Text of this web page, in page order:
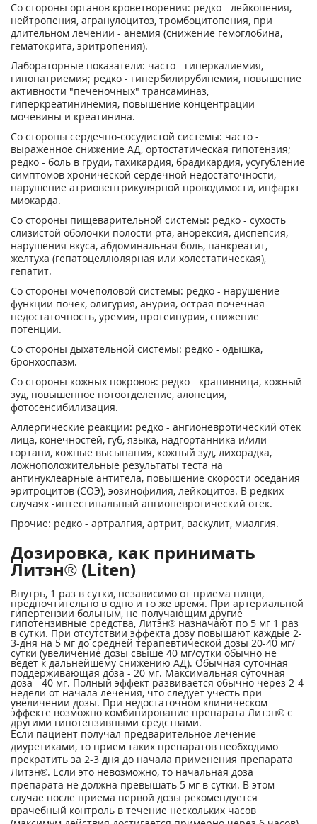
Со стороны органов кроветворения: редко - лейкопения,
нейтропения, агранулоцитоз, тромбоцитопения, при
длительном лечении - анемия (снижение гемоглобина,
гематокрита, эритропения).
Лабораторные показатели: часто - гиперкалиемия,
гипонатриемия; редко - гипербилирубинемия, повышение
активности "печеночных" трансаминаз,
гиперкреатининемия, повышение концентрации
мочевины и креатинина.
Со стороны сердечно-сосудистой системы: часто -
выраженное снижение АД, ортостатическая гипотензия;
редко - боль в груди, тахикардия, брадикардия, усугубление
симптомов хронической сердечной недостаточности,
нарушение атриовентрикулярной проводимости, инфаркт
миокарда.
Со стороны пищеварительной системы: редко - сухость
слизистой оболочки полости рта, анорексия, диспепсия,
нарушения вкуса, абдоминальная боль, панкреатит,
желтуха (гепатоцеллюлярная или холестатическая),
гепатит.
Со стороны мочеполовой системы: редко - нарушение
функции почек, олигурия, анурия, острая почечная
недостаточность, уремия, протеинурия, снижение
потенции.
Со стороны дыхательной системы: редко - одышка,
бронхоспазм.
Со стороны кожных покровов: редко - крапивница, кожный
зуд, повышенное потоотделение, алопеция,
фотосенсибилизация.
Аллергические реакции: редко - ангионевротический отек
лица, конечностей, губ, языка, надгортанника и/или
гортани, кожные высыпания, кожный зуд, лихорадка,
ложноположительные результаты теста на
антинуклеарные антитела, повышение скорости оседания
эритроцитов (СОЭ), эозинофилия, лейкоцитоз. В редких
случаях -интестинальный ангионевротический отек.
Прочие: редко - артралгия, артрит, васкулит, миалгия.
Дозировка, как принимать
Литэн® (Liten)
Внутрь, 1 раз в сутки, независимо от приема пищи,
предпочтительно в одно и то же время. При артериальной
гипертензии больным, не получающим другие
гипотензивные средства, Литэн® назначают по 5 мг 1 раз
в сутки. При отсутствии эффекта дозу повышают каждые 2-
3-дня на 5 мг до средней терапевтической дозы 20-40 мг/
сутки (увеличение дозы свыше 40 мг/сутки обычно не
ведет к дальнейшему снижению АД). Обычная суточная
поддерживающая доза - 20 мг. Максимальная суточная
доза - 40 мг. Полный эффект развивается обычно через 2-4
недели от начала лечения, что следует учесть при
увеличении дозы. При недостаточном клиническом
эффекте возможно комбинирование препарата Литэн® с
другими гипотензивными средствами.
Если пациент получал предварительное лечение
диуретиками, то прием таких препаратов необходимо
прекратить за 2-3 дня до начала применения препарата
Литэн®. Если это невозможно, то начальная доза
препарата не должна превышать 5 мг в сутки. В этом
случае после приема первой дозы рекомендуется
врачебный контроль в течение нескольких часов